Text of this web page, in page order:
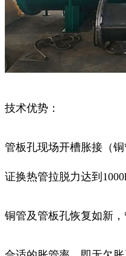
技术优势：
管板孔现场开槽胀接（
证换热管拉脱力达到
铜管及管板孔恢复如新，